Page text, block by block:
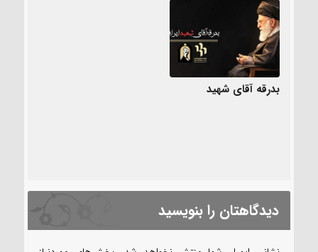
بدرقه آقای شهید
دیدگاهتان را بنویسید